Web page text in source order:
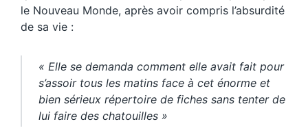
le Nouveau Monde, après avoir compris l’absurdité
de sa vie :
« Elle se demanda comment elle avait fait pour
s’assoir tous les matins face à cet énorme et
bien sérieux répertoire de fiches sans tenter de
lui faire des chatouilles »